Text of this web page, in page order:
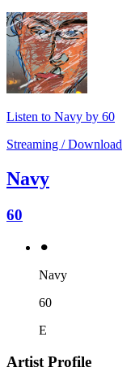
Listen to Navy by 60
Streaming / Download
Navy
60
⚫︎
Navy
60
E
Artist Profile